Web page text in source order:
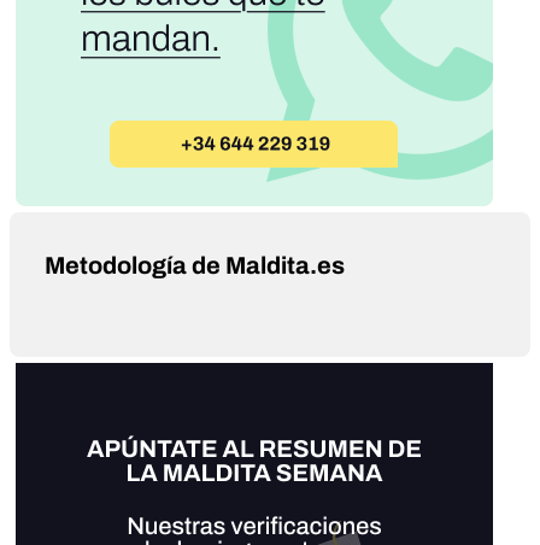
Metodología de Maldita.es